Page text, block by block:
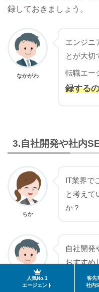
録しておきましょう。
なかがわ
エンジニ
とが大切
転職エー
録する
3.自社開発や社内
ちか
IT業界で
と考えて
か？
なかがわ
自社開発
おすすめ
人気No.1
エージェント
客先
社内